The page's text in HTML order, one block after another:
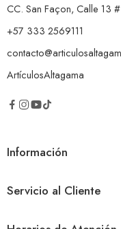
CC. San Façon, Calle 13
+57 333 2569111
ArtículosAltagama
Información
Servicio al Cliente